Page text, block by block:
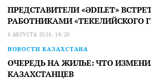
ПРЕДСТАВИТЕЛИ «ӘDILET»
РАБОТНИКАМИ «ТЕКЕЛИЙСКОГО
6 АВГУСТА 2026, 18:20
НОВОСТИ КАЗАХСТАНА
ОЧЕРЕДЬ НА ЖИЛЬЕ: ЧТО
КАЗАХСТАНЦЕВ